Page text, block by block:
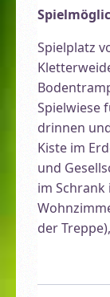
Spielplatz
Spielwiese
drinnen
Kiste im
und
im Schrank
der Treppe),